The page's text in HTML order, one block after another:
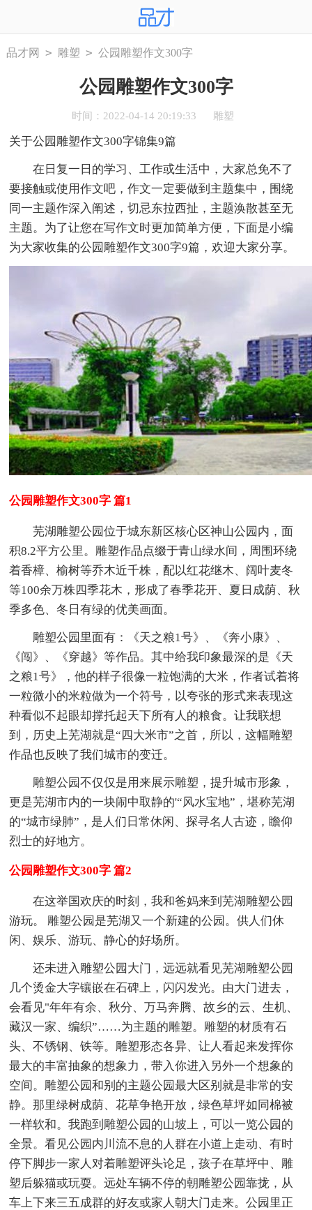
品才网 > 雕塑 > 公园雕塑作文300字
公园雕塑作文300字
时间：2022-04-14 20:19:33 雕塑
关于公园雕塑作文300字锦集9篇
在日复一日的学习、工作或生活中，大家总免不了
要接触或使用作文吧，作文一定要做到主题集中，围绕
同一主题作深入阐述，切忌东拉西扯，主题涣散甚至无
主题。为了让您在写作文时更加简单方便，下面是小编
为大家收集的公园雕塑作文300字9篇，欢迎大家分享。
公园雕塑作文300字 篇1
芜湖雕塑公园位于城东新区核心区神山公园内，面
积8.2平方公里。雕塑作品点缀于青山绿水间，周围环绕
着香樟、榆树等乔木近千株，配以红花继木、阔叶麦冬
等100余万株四季花木，形成了春季花开、夏日成荫、秋
季多色、冬日有绿的优美画面。
雕塑公园里面有：《天之粮1号》、《奔小康》、
《闯》、《穿越》等作品。其中给我印象最深的是《天
之粮1号》，他的样子很像一粒饱满的大米，作者试着将
一粒微小的米粒做为一个符号，以夸张的形式来表现这
种看似不起眼却撑托起天下所有人的粮食。让我联想
到，历史上芜湖就是“四大米市”之首，所以，这幅雕塑
作品也反映了我们城市的变迁。
雕塑公园不仅仅是用来展示雕塑，提升城市形象，
更是芜湖市内的一块闹中取静的'“风水宝地”，堪称芜湖
的“城市绿肺”，是人们日常休闲、探寻名人古迹，瞻仰
烈士的好地方。
公园雕塑作文300字 篇2
在这举国欢庆的时刻，我和爸妈来到芜湖雕塑公园
游玩。 雕塑公园是芜湖又一个新建的公园。供人们休
闲、娱乐、游玩、静心的好场所。
还未进入雕塑公园大门，远远就看见芜湖雕塑公园
几个烫金大字镶嵌在石碑上，闪闪发光。由大门进去，
会看见"年年有余、秋分、万马奔腾、故乡的云、生机、
藏汉一家、编织”……为主题的雕塑。雕塑的材质有石
头、不锈钢、铁等。雕塑形态各异、让人看起来发挥你
最大的丰富抽象的想象力，带入你进入另外一个想象的
空间。雕塑公园和别的主题公园最大区别就是非常的安
静。那里绿树成荫、花草争艳开放，绿色草坪如同棉被
一样软和。我跑到雕塑公园的山坡上，可以一览公园的
全景。看见公园内川流不息的人群在小道上走动、有时
停下脚步一家人对着雕塑评头论足，孩子在草坪中、雕
塑后躲猫或玩耍。远处车辆不停的朝雕塑公园靠拢，从
车上下来三五成群的好友或家人朝大门走来。公园里正